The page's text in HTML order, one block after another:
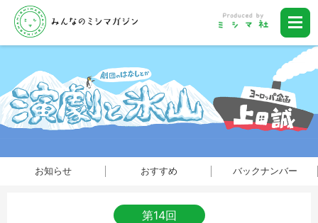
お知らせ おすすめ バックナンバー
第14回